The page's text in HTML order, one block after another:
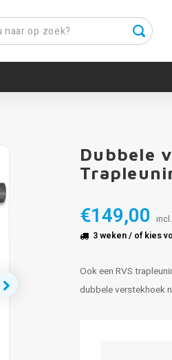
Dubbele
€149,00
3 weken/ of kies
Ook een RVS
dubbele verstekhoek